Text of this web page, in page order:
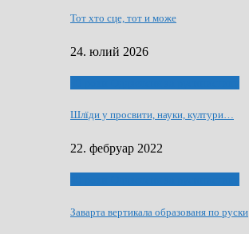
Тот хто сце, тот и може
24. юлий 2026
Шлїди у просвити, науки, култури…
22. фебруар 2022
Заварта вертикала образованя по руски